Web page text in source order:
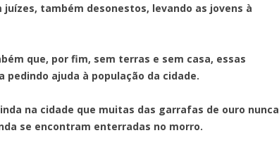
também desonestos, levando as jovens à
por fim, sem terras e sem casa, essas
pedindo ajuda à população da cidade.
cidade que muitas das garrafas de ouro nunca
se encontram enterradas no morro.